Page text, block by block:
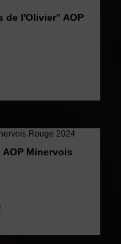
de l'Olivier" AOP
Minervois